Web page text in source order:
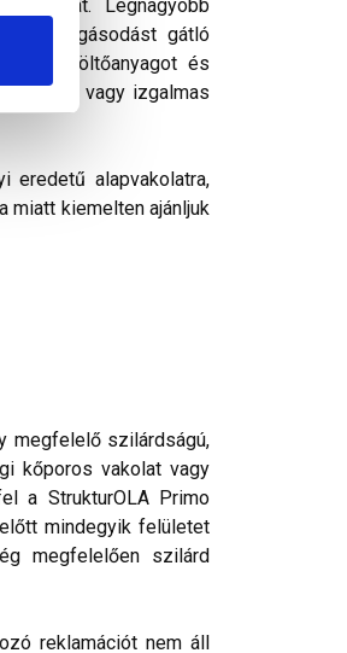
Legnagyobb
Algásodást gátló
töltőanyagot és
vagy izgalmas
eredetű alapvakolatra,
miatt kiemelten ajánljuk
megfelelő szilárdságú,
kőporos vakolat vagy
a StrukturOLA Primo
mindegyik felületet
megfelelően szilárd
reklamációt nem áll